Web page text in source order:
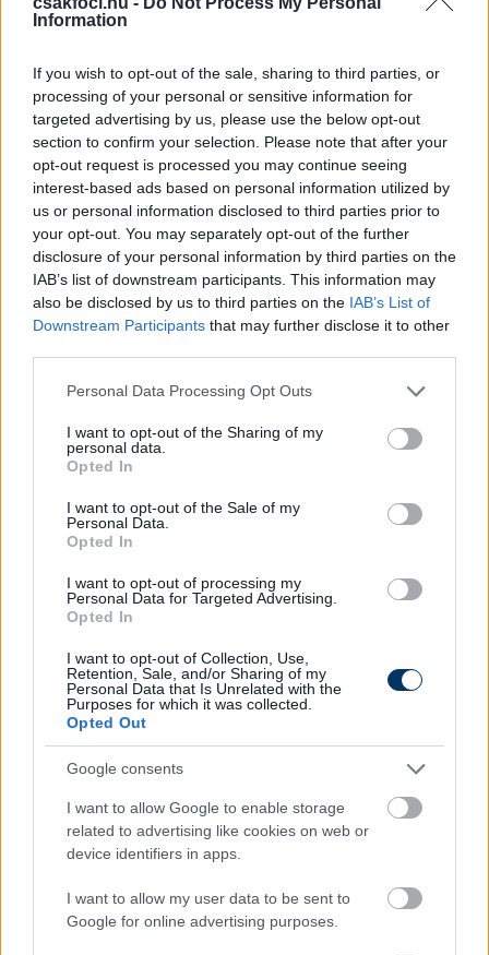
Information
If you wish to opt-out of the sale, sharing to third parties, or
processing of your personal or sensitive information for
targeted advertising by us, please use the below opt-out
section to confirm your selection. Please note that after your
opt-out request is processed you may continue seeing
interest-based ads based on personal information utilized by
us or personal information disclosed to third parties prior to
your opt-out. You may separately opt-out of the further
disclosure of your personal information by third parties on the
IAB’s list of downstream participants. This information may
also be disclosed by us to third parties on the IAB’s List of
Downstream Participants that may further disclose it to other
Please note that this website/app uses one or more Google
not limited to your visit or usage behaviour. You may click to
grant or deny consent to Google and its third-party tags to
use your data for below specified purposes in below Google
consent section.
Personal Data Processing Opt Outs
I want to opt-out of the Sharing of my
personal data.
Opted In
I want to opt-out of the Sale of my
Personal Data.
Opted In
I want to opt-out of processing my
Personal Data for Targeted Advertising.
Opted In
I want to opt-out of Collection, Use,
Retention, Sale, and/or Sharing of my
Personal Data that Is Unrelated with the
Purposes for which it was collected.
Opted Out
Google consents
I want to allow Google to enable storage
related to advertising like cookies on web or
device identifiers in apps.
I want to allow my user data to be sent to
Google for online advertising purposes.
pecsételte meg a kispestiek sorsát -
Kemény munkát ígért a ZTE-edző;
Pinezits: "Örülök, hogy nemcsak forró
szívvel, hanem józanul is játszottunk" -
értékelések
NB I
NB I: Remekeltek az MTK nyári
igazolásai, hármat lőttek a ZTE-nek -
videó
NB I
NB I-ben
Osijektől kapott ki, az MTK
döntetlennel zárt
NB I
NB I-es felkészülés: A Kisvárda 4-1-ről
kapott ki, az MTK a Kozármislenyt
NB I
NB I: Közleményt adott ki rutinos
csatáráról az MTK